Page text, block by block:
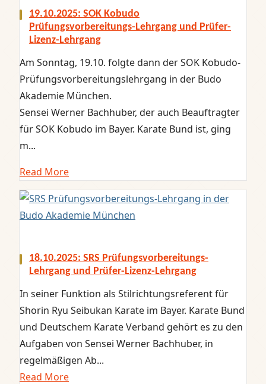
19.10.2025: SOK Kobudo
Prüfungsvorbereitungs-Lehrgang und Prüfer-
Lizenz-Lehrgang
Am Sonntag, 19.10. folgte dann der SOK Kobudo-
Prüfungsvorbereitungslehrgang in der Budo
Akademie München.
Sensei Werner Bachhuber, der auch Beauftragter
für SOK Kobudo im Bayer. Karate Bund ist, ging
m...
Read More
18.10.2025: SRS Prüfungsvorbereitungs-
Lehrgang und Prüfer-Lizenz-Lehrgang
In seiner Funktion als Stilrichtungsreferent für
Shorin Ryu Seibukan Karate im Bayer. Karate Bund
und Deutschem Karate Verband gehört es zu den
Aufgaben von Sensei Werner Bachhuber, in
regelmäßigen Ab...
Read More